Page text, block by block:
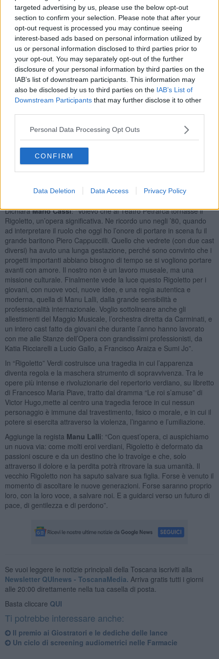
targeted advertising by us, please use the below opt-out
section to confirm your selection. Please note that after your
opt-out request is processed you may continue seeing
interest-based ads based on personal information utilized by
us or personal information disclosed to third parties prior to
your opt-out. You may separately opt-out of the further
disclosure of your personal information by third parties on the
IAB’s list of downstream participants. This information may
also be disclosed by us to third parties on the IAB’s List of
Downstream Participants that may further disclose it to other
Personal Data Processing Opt Outs
CONFIRM
Data Deletion Data Access Privacy Policy
dell’Opera”.
Le scene sono di Daniele Leone, l’allestimento del Teatro del
Maggio Musicale Fiorentino
. Alla guida dell’Orchestra Le Stanze
dell’Opera , il maestroFabrizio Maria Carminati, con il Coro del
Teatro Marrucino di Chieti diretto dal maestroChristian
Starinieri. I costumi sono diManu Lalli e Gianna Poli , il disegno
luci diGiuseppe Filipponio, aretino, light designer teatrale tra i più
richiesti nella prosa, che ha debuttato nel “Gianni Schicchi” ad
Arezzo nella lirica, mentre il coordinamento artistico è del maestro
Luca Provenzani.
delle eccellenze del Made in Italy che fa di Arezzo una delle capitali
mondiali del settore dell’oro. Come nel “Gianni Schicchi” , andato
in scena al Teatro Petrarca di Arezzo nel 2025 per la prima
edizione del progetto “Le Stanze dell’Opera”, la potenza del
melodramma italiano si unirà con l’eleganza e la creatività dell’arte
orafa: i gioielli indossati per l’occasione dal cast saranno infatti
(biglietti in vendita su
https://discoverarezzo.ticka.it/dettaglio-
spettacolo.php?negozio_spettacolo_id=673).
DichiaraMario Cassi: “Volevo che al Teatro Petrarca tornasse il
Rigoletto, un’opera significativa. Ne ricordo uno negli ’80, quando
ad interpretare il ruolo che oggi ho l’onore di portare in scena fu il
grande baritono Piero Cappuccilli. Quello che vedrete (con due cast
diversi) ha avuto una lunga gestazione, perché sono convinto che i
progetti importanti abbiano bisogno di tempo se si vogliono portare
avanti con amore. Il nostro non è un lavoro museale, ma una
missione culturale. Finalmente vede la luce questo Rigoletto per i
giovani, con nuove voci, nuove idee, e una regia autentica e
moderna, quella di Manu Lalli, dalla grande sensibilità e
professionalità internazionale. Voglio sottolineare anche gli
allestimenti del Maggio Musicale, l’orchestra diretta da Carminati, e
un intero cast fatto da giovani che durante l’anno hanno lavorato
con me alle Stanze dell’Opera con grandissimi professionisti, da
Katia Ricciarelli a Lucio Gallo, a Francisco Araiza e Sumi Jo”.
In “Rigoletto” Verdi costruisce una tragedia in cui l’apparenza
diventa regola e la maschera strumento di sopravvivenza. Tra le
opere più intense e rivoluzionarie del repertorio verdiano, su libretto
di Francesco Maria Piave, tratto dal dramma “Le roi s’amuse” di
Victor Hugo,mette al centro una tragedia feroce in cui nessun
personaggio è immune dal travestimento, fisico o morale, e in cui il
potere si esercita attraverso la violenza, l’inganno e l’umiliazione.
Aggiunge la regista Manu Lalli: “Con quest’opera, ci auspichiamo
un nuova via: come molti eroi verdiani, Rigoletto è deformato da
passioni oscure e da un destino che lo travolge e che, solo
attraverso il dolore e la perdita potrà ritrovare la sua umanità. Il
vecchio Rigoletto non ha saputo salvare sua figlia. Forse è venuto il
momento di ascoltare le nuove generazioni. Forse saranno proprio
loro, con la loro voce, a salvare noi. E a guidarci verso un futuro di
pace, di gentilezza e di perdono”.
Se vuoi leggere le notizie principali della Toscana iscriviti alla
Newsletter QUInews - ToscanaMedia. Arriva gratis tutti i giorni
alle 20:00 direttamente nella tua casella di posta.
Basta cliccare QUI
Ti potrebbe interessare anche:
Il premio ai Giostratori e le dediche delle lance
Un ciclo di screening audiometrici nelle Farmacie